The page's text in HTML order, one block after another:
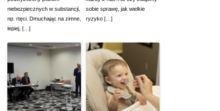
niebezpiecznych w substancji,
np. rtęci. Dmuchając na zimne,
lepiej, […]
sobie sprawę, jak wielkie
ryzyko […]